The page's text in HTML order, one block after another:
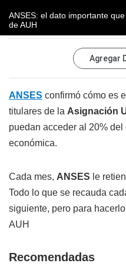
ANSES: el dato importante
de AUH
Agregar
ANSES confirmó cómo es
titulares de la Asignación
puedan acceder al 20%
económica.
Cada mes, ANSES le
Todo lo que se recauda
siguiente, pero para
AUH
Recomendadas